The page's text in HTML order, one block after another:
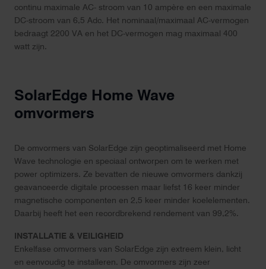
continu maximale AC- stroom van 10 ampère en een maximale
DC-stroom van 6,5 Adc. Het nominaal/maximaal AC-vermogen
bedraagt 2200 VA en het DC-vermogen mag maximaal 400
watt zijn.
SolarEdge Home Wave
omvormers
De omvormers van SolarEdge zijn geoptimaliseerd met Home
Wave technologie en speciaal ontworpen om te werken met
power optimizers. Ze bevatten de nieuwe omvormers dankzij
geavanceerde digitale processen maar liefst 16 keer minder
magnetische componenten en 2,5 keer minder koelelementen.
Daarbij heeft het een recordbrekend rendement van 99,2%.
INSTALLATIE & VEILIGHEID
Enkelfase omvormers van SolarEdge zijn extreem klein, licht
en eenvoudig te installeren. De omvormers zijn zeer